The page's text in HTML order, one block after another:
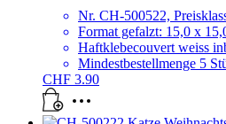
Nr. CH-500522,
Format gefalzt: 15,0 x
Haftklebecouvert weiss
Mindestbestellmenge 5
CHF 3.90